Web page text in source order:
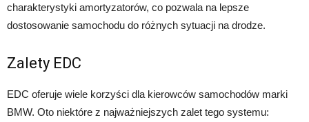
charakterystyki amortyzatorów, co pozwala na lepsze
dostosowanie samochodu do różnych sytuacji na drodze.
Zalety EDC
EDC oferuje wiele korzyści dla kierowców samochodów marki
BMW. Oto niektóre z najważniejszych zalet tego systemu: